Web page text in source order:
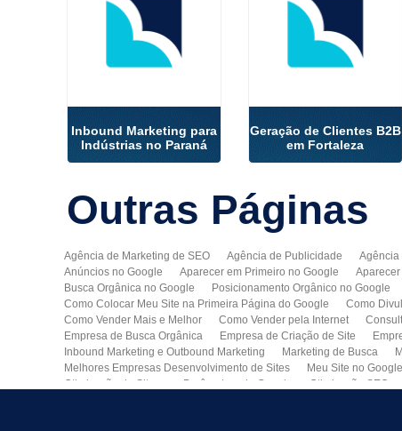
Inbound Marketing para
Indústrias no Paraná
Geração de Clientes B2B
em Fortaleza
Outras Páginas
Agência de Marketing de SEO Agência de Publicidade Agência
Anúncios no Google
Aparecer em Primeiro no Google
Busca Orgânica no Google
Posicionamento Orgânico no Google
Como Colocar Meu Site na Primeira Página do Google
Como
Como Vender Mais e Melhor
Como Vender pela Internet
Empresa de Busca Orgânica
Empresa de Criação de Site
Inbound Marketing e Outbound Marketing
Marketing de Busca
Melhores Empresas Desenvolvimento de Sites
Meu Site no Google
Otimização de Sites nos Parâmetros do Google
Otimização SEO